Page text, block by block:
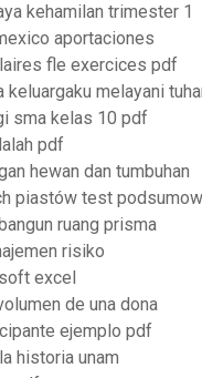
kehamilan trimester 1
aportaciones
fle exercices pdf
keluargaku melayani
sma kelas 10 pdf
pdf
hewan dan tumbuhan
piastów test
ruang prisma
risiko
excel
de una dona
ejemplo pdf
historia unam